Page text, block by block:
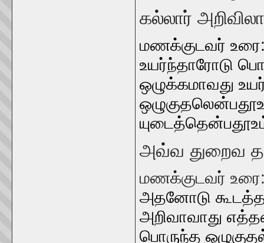
கல்லார்
மணக்குடவர்
உயர்ந்தாரோடு
ஒழுக்கமாவது
யுடைத்தென்பதூஉம்
அவ்வ துறைவ
மணக்குடவர்
அதனோடு
அறிவாவாது
பொருந்த